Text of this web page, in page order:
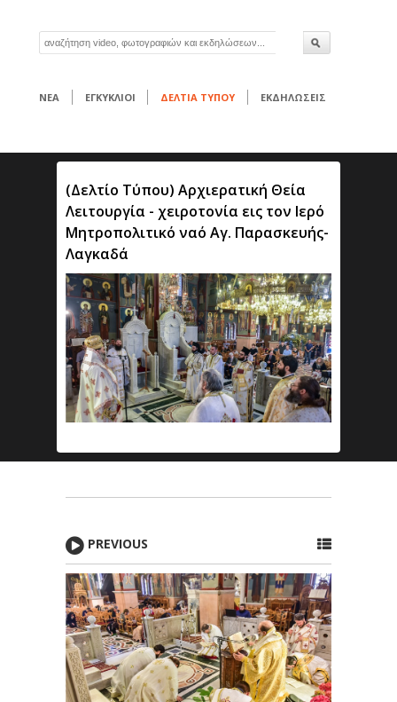
ΝΕΑ ΕΓΚΥΚΛΙΟΙ ΔΕΛΤΙΑ ΤΥΠΟΥ ΕΚΔΗΛΩΣΕΙΣ
(Δελτίο Τύπου) Αρχιερατική Θεία
Λειτουργία - χειροτονία εις τον Ιερό
Μητροπολιτικό ναό Αγ. Παρασκευής-
Λαγκαδά
PREVIOUS